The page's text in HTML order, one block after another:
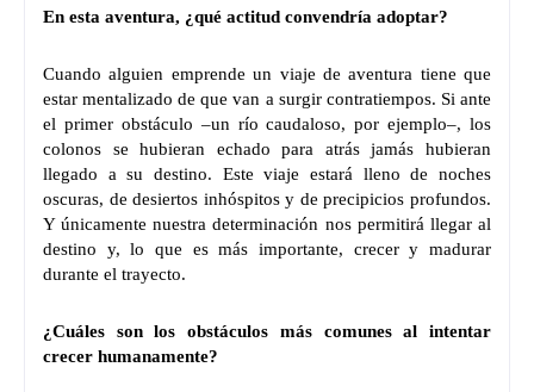
En esta aventura, ¿qué actitud convendría adoptar?
Cuando alguien emprende un viaje de aventura tiene que
estar mentalizado de que van a surgir contratiempos. Si ante
el primer obstáculo –un río caudaloso, por ejemplo–, los
colonos se hubieran echado para atrás jamás hubieran
llegado a su destino. Este viaje estará lleno de noches
oscuras, de desiertos inhóspitos y de precipicios profundos.
Y únicamente nuestra determinación nos permitirá llegar al
destino y, lo que es más importante, crecer y madurar
durante el trayecto.
¿Cuáles son los obstáculos más comunes al intentar
crecer humanamente?